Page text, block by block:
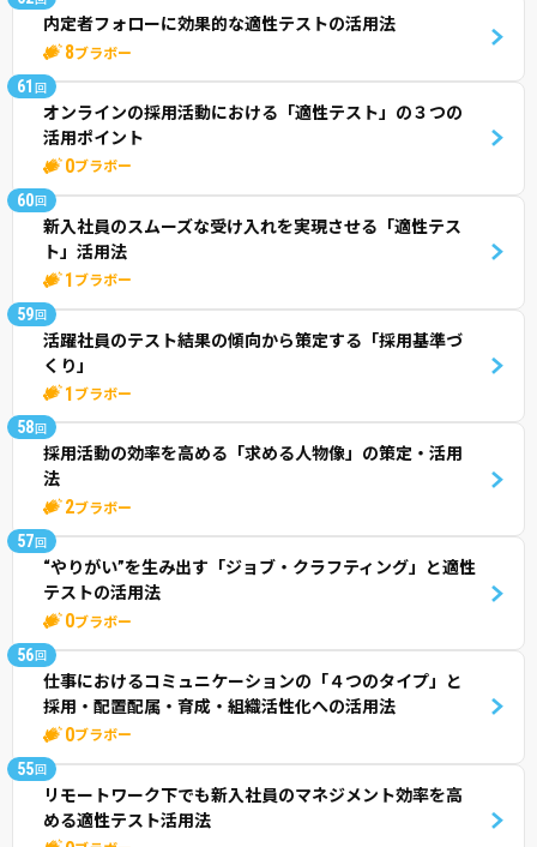
内定者フォローに効果的な適性テストの活用法
8ブラボー
61 回
オンラインの採用活動における「適性テスト」の３つの
活用ポイント
0ブラボー
60回
新入社員のスムーズな受け入れを実現させる「適性テス
ト」活用法
1 ブラボー
59回
活躍社員のテスト結果の傾向から策定する「採用基準づ
くり」
1 ブラボー
58回
採用活動の効率を高める「求める人物像」の策定・活用
法
2ブラボー
57回
“やりがい”を生み出す「ジョブ・クラフティング」と適性
テストの活用法
0ブラボー
56回
仕事におけるコミュニケーションの「４つのタイプ」と
採用・配置配属・育成・組織活性化への活用法
0ブラボー
55回
リモートワーク下でも新入社員のマネジメント効率を高
める適性テスト活用法